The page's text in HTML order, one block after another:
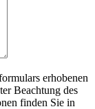
erhobenen
Beachtung des
finden Sie in